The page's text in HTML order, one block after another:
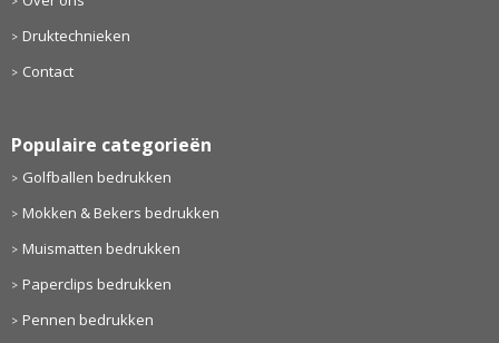
Druktechnieken
Contact
Populaire categorieën
Golfballen bedrukken
Mokken & Bekers bedrukken
Muismatten bedrukken
Paperclips bedrukken
Pennen bedrukken